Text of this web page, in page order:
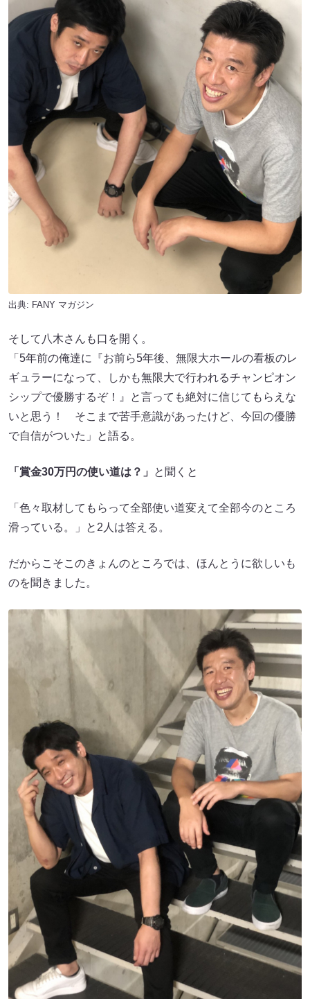
出典: FANY マガジン
そして八木さんも口を開く。
「5年前の俺達に『お前ら5年後、無限大ホールの看板のレ
ギュラーになって、しかも無限大で行われるチャンピオン
シップで優勝するぞ！』と言っても絶対に信じてもらえな
いと思う！ そこまで苦手意識があったけど、今回の優勝
で自信がついた」と語る。
「賞金30万円の使い道は？」 と聞くと
「色々取材してもらって全部使い道変えて全部今のところ
滑っている。」と2人は答える。
だからこそこのきょんのところでは、ほんとうに欲しいも
のを聞きました。